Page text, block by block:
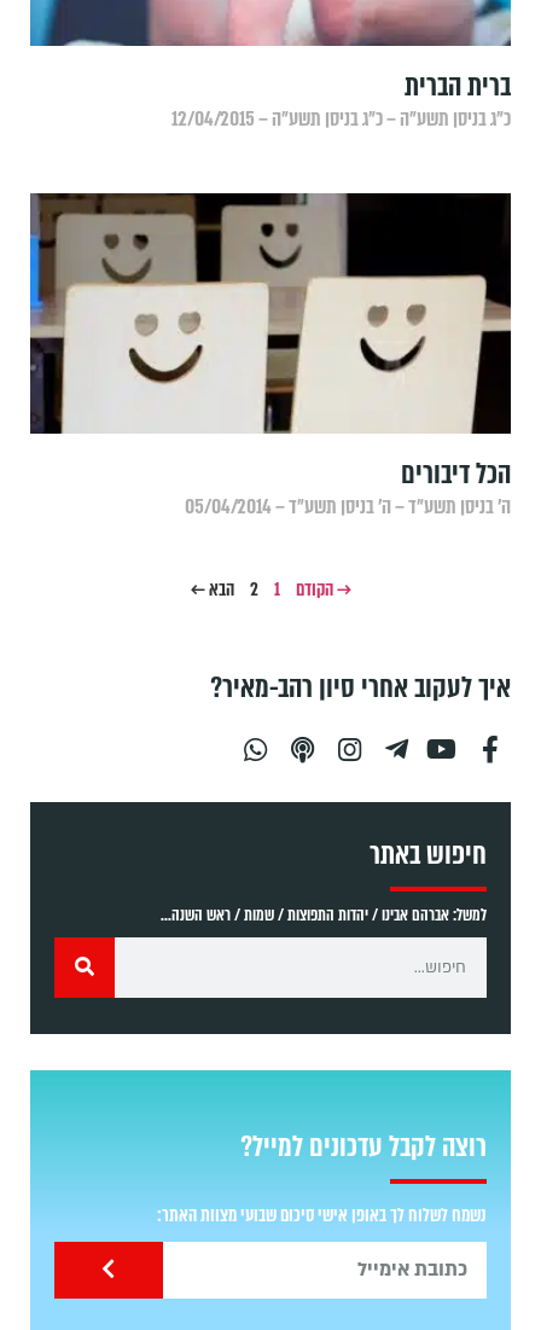
ברית הברית
כ״ג בניסן תשע״ה – כ״ג בניסן תשע״ה – 12/04/2015
הכל דיבורים
ה׳ בניסן תשע״ד – ה׳ בניסן תשע״ד – 05/04/2014
→ הקודם 1
2 הבא ←
איך לעקוב אחרי סיון רהב-מאיר?
חיפוש באתר
למשל: אברהם אבינו / יהדות התפוצות / שמות / ראש השנה...
רוצה לקבל עדכונים למייל?
נשמח לשלוח לך באופן אישי סיכום שבועי מצוות האתר: